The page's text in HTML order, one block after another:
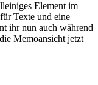
Element im
Texte und eine
ihr nun auch während
Memoansicht jetzt